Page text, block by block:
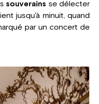
souverains se délecter
jusqu'à minuit, quand
par un concert de